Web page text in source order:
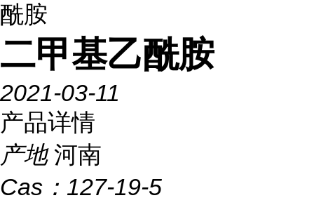
酰胺
二甲基乙酰胺
2021-03-11
产品详情
产地 河南
Cas： 127-19-5